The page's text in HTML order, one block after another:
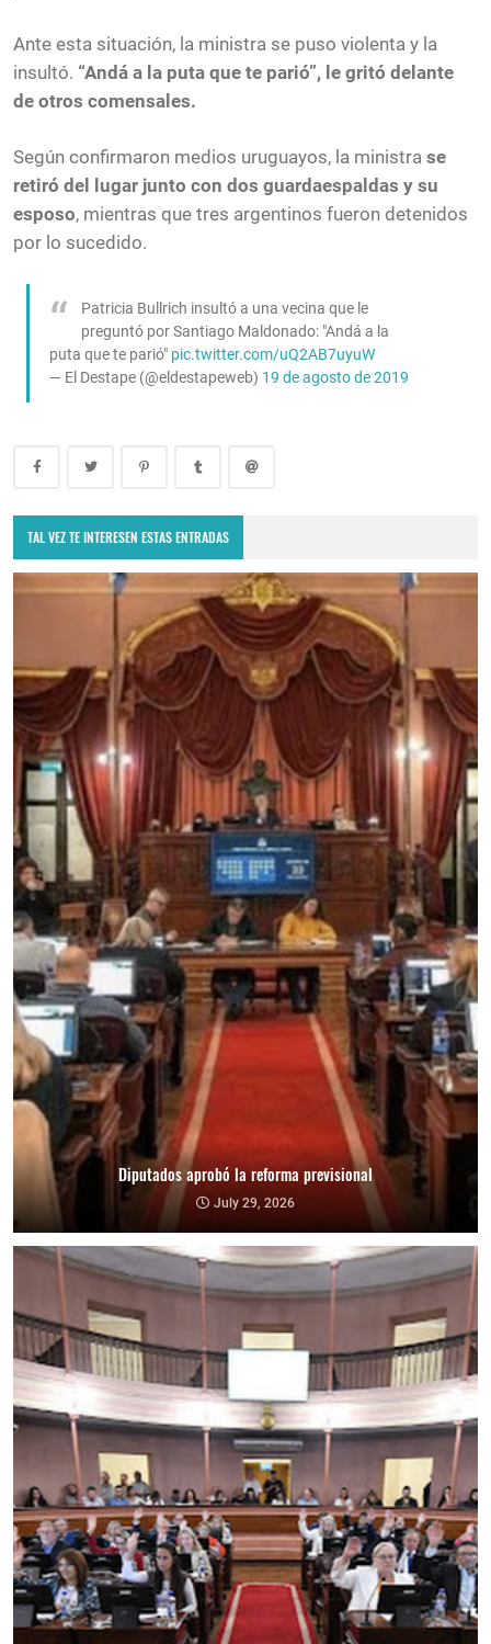
Ante esta situación, la ministra se puso violenta y la
insultó. “Andá a la puta que te parió”, le gritó delante
de otros comensales.
Según confirmaron medios uruguayos, la ministra se
retiró del lugar junto con dos guardaespaldas y su
esposo, mientras que tres argentinos fueron detenidos
por lo sucedido.
Patricia Bullrich insultó a una vecina que le
preguntó por Santiago Maldonado: "Andá a la
puta que te parió" pic.twitter.com/uQ2AB7uyuW
— El Destape (@eldestapeweb) 19 de agosto de 2019
TAL VEZ TE INTERESEN ESTAS ENTRADAS
Diputados aprobó la reforma previsional
July 29, 2026